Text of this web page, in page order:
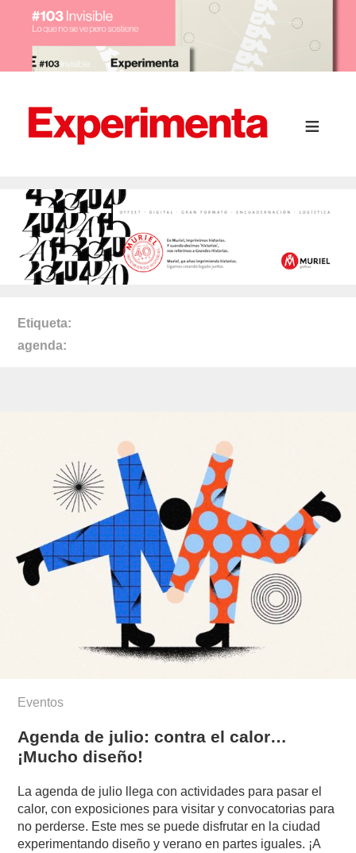
Etiqueta
agenda
Eventos
Agenda de julio: contra el calor…
¡Mucho diseño!
La agenda de julio llega con actividades para pasar el
calor, con exposiciones para visitar y convocatorias para
no perderse. Este mes se puede disfrutar en la ciudad
experimentando diseño y verano en partes iguales. ¡A